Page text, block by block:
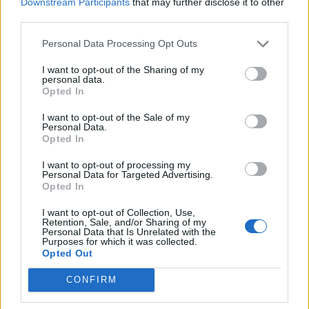
Personal Data Processing Opt Outs
I want to opt-out of the Sharing of my
personal data.
Opted In
I want to opt-out of the Sale of my
Personal Data.
Opted In
I want to opt-out of processing my
Personal Data for Targeted Advertising.
Opted In
I want to opt-out of Collection, Use,
Retention, Sale, and/or Sharing of my
Personal Data that Is Unrelated with the
Purposes for which it was collected.
Opted Out
CONFIRM
Gazetarja zvicerane
Amèle Debey pasqyron
protestat masive kundër
japin fund pushtetit 35-
vjeçar të të njëjtëve emra
Eksploziv i pashpërthyer
pranë dyqanit të Noizy-t
në Durrës, policia kërkon
Konflikti në Spille rrezikoi
të përfundonte me vrasje,
kallashnikov
Mjetet inteligjente
inspekton kontrollet në
terren